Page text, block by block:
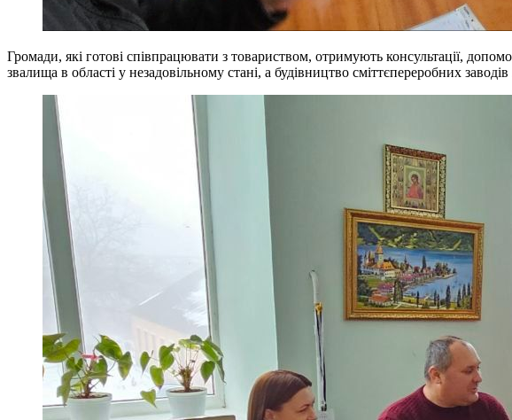
Громади, які готові співпрацювати з товариством, отримують консультації,
звалища в області у незадовільному стані, а будівництво сміттєпереробних